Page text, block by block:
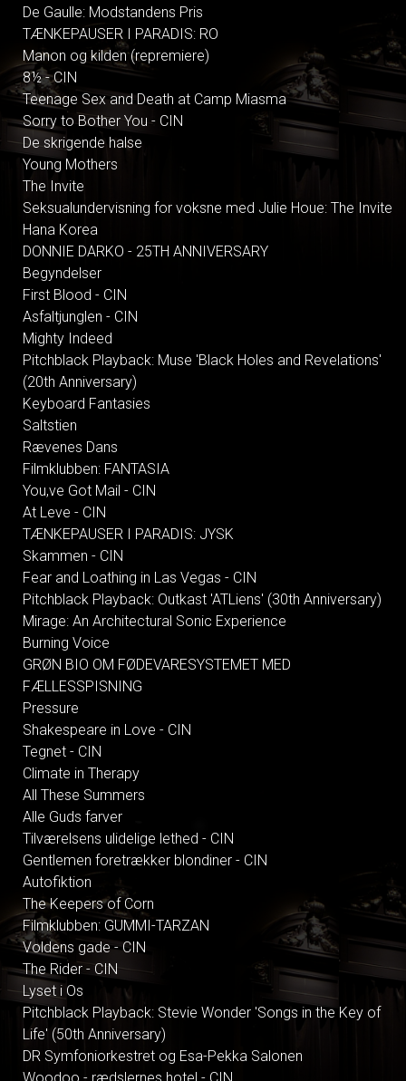
De Gaulle: Modstandens Pris
TÆNKEPAUSER I PARADIS: RO
Manon og kilden (repremiere)
8½ - CIN
Teenage Sex and Death at Camp Miasma
Sorry to Bother You - CIN
De skrigende halse
Young Mothers
The Invite
Seksualundervisning for voksne med Julie Houe: The Invite
Hana Korea
DONNIE DARKO - 25TH ANNIVERSARY
Begyndelser
First Blood - CIN
Asfaltjunglen - CIN
Mighty Indeed
Pitchblack Playback: Muse 'Black Holes and Revelations'
(20th Anniversary)
Keyboard Fantasies
Saltstien
Rævenes Dans
Filmklubben: FANTASIA
You,ve Got Mail - CIN
At Leve - CIN
TÆNKEPAUSER I PARADIS: JYSK
Skammen - CIN
Fear and Loathing in Las Vegas - CIN
Pitchblack Playback: Outkast 'ATLiens' (30th Anniversary)
Mirage: An Architectural Sonic Experience
Burning Voice
GRØN BIO OM FØDEVARESYSTEMET MED
FÆLLESSPISNING
Pressure
Shakespeare in Love - CIN
Tegnet - CIN
Climate in Therapy
All These Summers
Alle Guds farver
Tilværelsens ulidelige lethed - CIN
Gentlemen foretrækker blondiner - CIN
Autofiktion
The Keepers of Corn
Filmklubben: GUMMI-TARZAN
Voldens gade - CIN
The Rider - CIN
Lyset i Os
Pitchblack Playback: Stevie Wonder 'Songs in the Key of
Life' (50th Anniversary)
DR Symfoniorkestret og Esa-Pekka Salonen